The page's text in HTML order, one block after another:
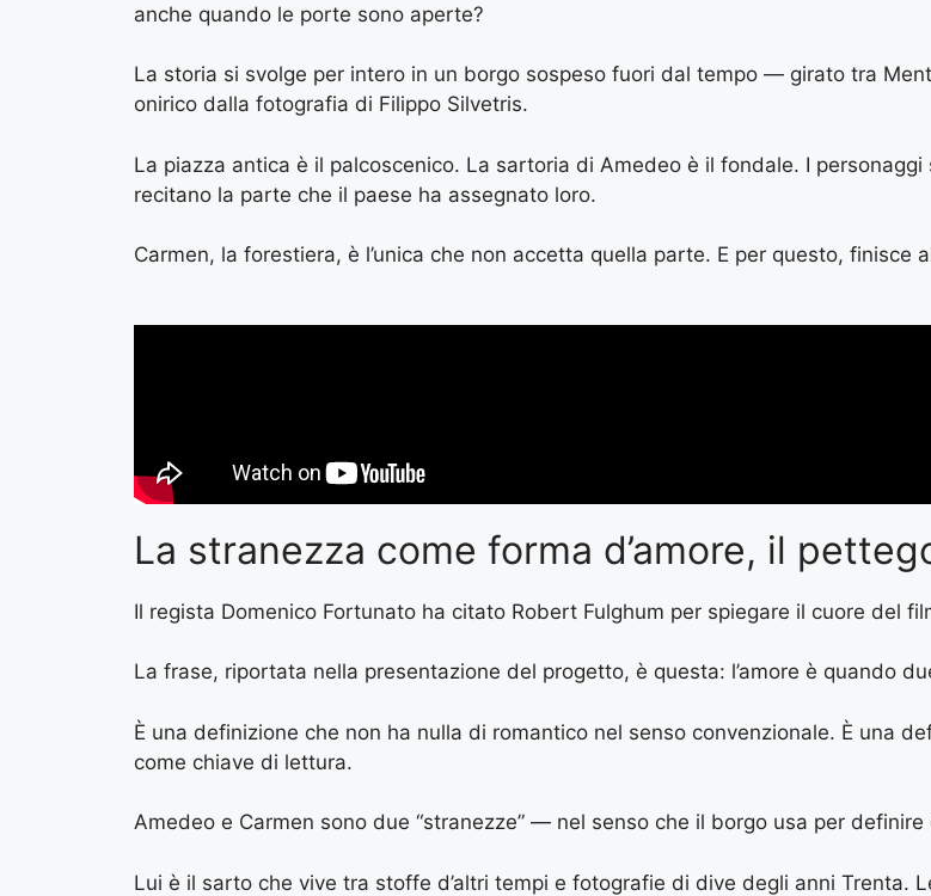
anche quando le porte sono aperte?
La storia si svolge per intero in un borgo sospeso fuori dal tempo — girato tra
onirico dalla fotografia di Filippo Silvetris.
La piazza antica è il palcoscenico. La sartoria di Amedeo è il fondale. I
recitano la parte che il paese ha assegnato loro.
Carmen, la forestiera, è l’unica che non accetta quella parte. E per questo, finisce
La stranezza come forma d’amore, il
Il regista Domenico Fortunato ha citato Robert Fulghum per spiegare il cuore del
La frase, riportata nella presentazione del progetto, è questa: l’amore è quando
È una definizione che non ha nulla di romantico nel senso convenzionale. È una
come chiave di lettura.
Amedeo e Carmen sono due “stranezze” — nel senso che il borgo usa per
Lui è il sarto che vive tra stoffe d’altri tempi e fotografie di dive degli anni Trenta.